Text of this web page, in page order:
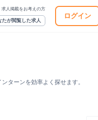
求人掲載をお考えの方
たが閲覧した求人
ログイン
ターンを効率よく探せます。